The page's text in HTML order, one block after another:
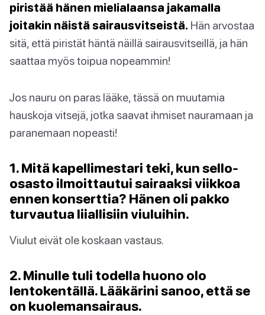
piristää hänen mielialaansa jakamalla
joitakin näistä sairausvitseistä. Hän arvostaa
sitä, että piristät häntä näillä sairausvitseillä, ja hän
saattaa myös toipua nopeammin!
Jos nauru on paras lääke, tässä on muutamia
hauskoja vitsejä, jotka saavat ihmiset nauramaan ja
paranemaan nopeasti!
1. Mitä kapellimestari teki, kun sello-
osasto ilmoittautui sairaaksi viikkoa
ennen konserttia? Hänen oli pakko
turvautua liiallisiin viuluihin.
Viulut eivät ole koskaan vastaus.
2. Minulle tuli todella huono olo
lentokentällä. Lääkärini sanoo, että se
on kuolemansairaus.